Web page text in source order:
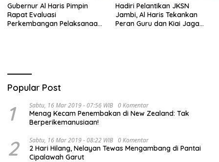
Gubernur Al Haris Pimpin
Rapat Evaluasi
Perkembangan Pelaksanaan
Hadiri Pelantikan JKSN
Jambi, Al Haris Tekankan
Peran Guru dan Kiai Jaga
Popular Post
1 Sabtu, 16 Mar 2019 - 07:56 WIB 0 Komentar
Menag Kecam Penembakan di New Zealand: Tak
Berperikemanusiaan!
2 Sabtu, 16 Mar 2019 - 08:22 WIB 0 Komentar
2 Hari Hilang, Nelayan Tewas Mengambang di Pantai
Cipalawah Garut